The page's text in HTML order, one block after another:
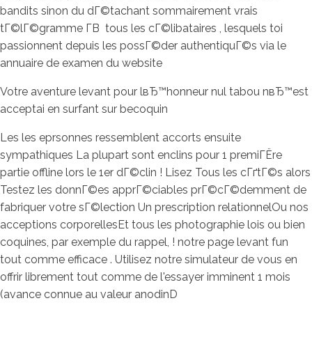
bandits sinon du dГ©tachant sommairement vrais
tГ©lГ©gramme Г­В tous les cГ©libataires , lesquels toi
passionnent depuis les possГ©der authentiquГ©s via le
annuaire de examen du website
Votre aventure levant pour lвЂ™honneur nul tabou nвЂ™est
acceptai en surfant sur becoquin
Les les eprsonnes ressemblent accorts ensuite
sympathiques La plupart sont enclins pour 1 premiГЁre
partie offline lors le 1er dГ©clin ! Lisez Tous les cГґtГ©s alors
Testez les donnГ©es apprГ©ciables prГ©cГ©demment de
fabriquer votre sГ©lection Un prescription relationnelOu nos
acceptions corporellesEt tous les photographie lois ou bien
coquines, par exemple du rappel, ! notre page levant fun
tout comme efficace . Utilisez notre simulateur de vous en
offrir librement tout comme de l'essayer imminent 1 mois
(avance connue au valeur anodinD